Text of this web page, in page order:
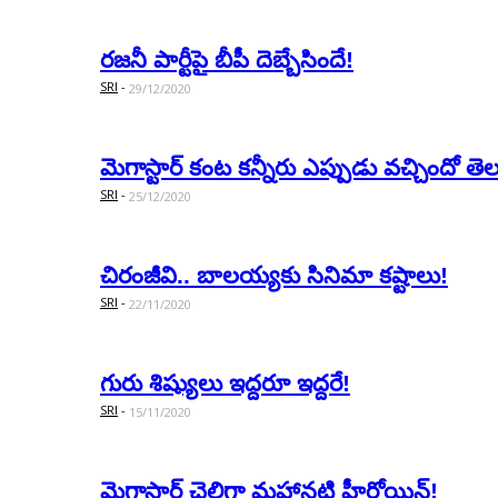
ర‌జ‌నీ పార్టీపై బీపీ దెబ్బేసిందే!
SRI - 29/12/2020
మెగాస్టార్ కంట క‌న్నీరు ఎప్పుడు వ‌చ్చిందో
SRI - 25/12/2020
చిరంజీవి.. బాల‌య్య‌కు సినిమా క‌ష్టాలు!
SRI - 22/11/2020
గురు శిష్యులు ఇద్ద‌రూ ఇద్ద‌రే!
SRI - 15/11/2020
మెగాస్టార్ చెల్లిగా మ‌హాన‌టి హీరోయిన్‌!